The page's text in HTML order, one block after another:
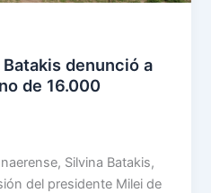
denunció a
de 16.000
Silvina Batakis,
del presidente Milei de